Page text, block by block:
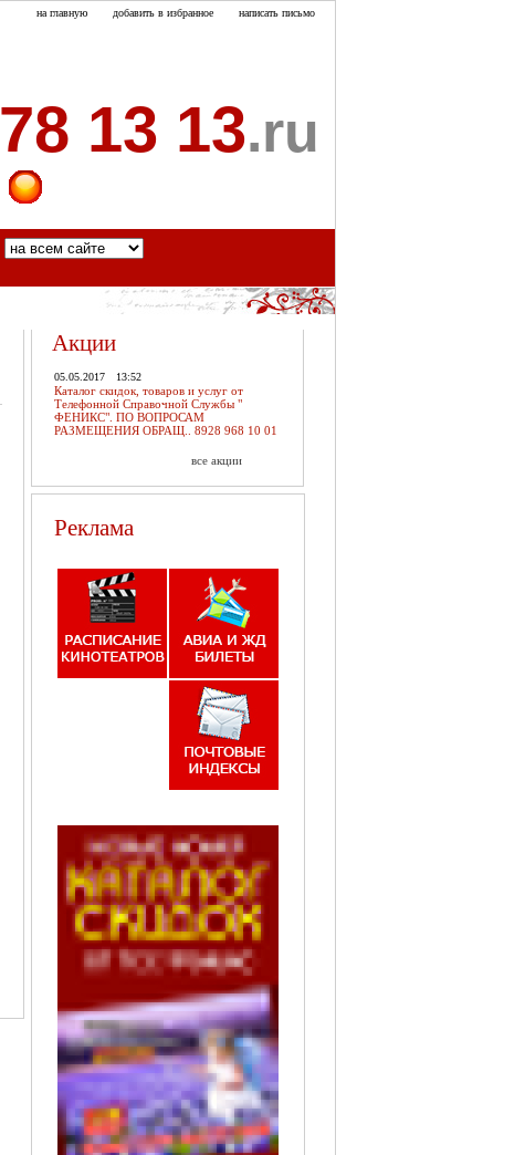
на главную добавить в избранное написать письмо
78 13 13.ru
Акции
05.05.2017 13:52
Каталог скидок, товаров и услуг от
Телефонной Справочной Службы "
ФЕНИКС". ПО ВОПРОСАМ
РАЗМЕЩЕНИЯ ОБРАЩ.. 8928 968 10 01
все акции
Реклама